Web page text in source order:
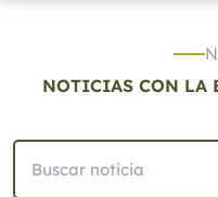
NOTICIAS CON LA